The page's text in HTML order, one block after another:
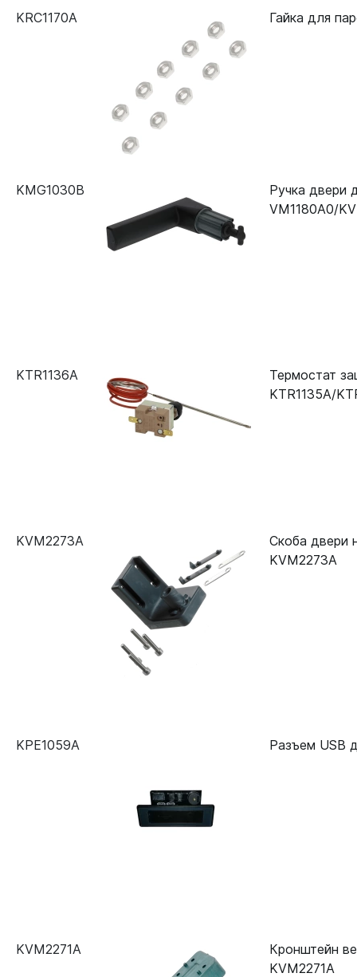
KRC1170A Гайка для
KMG1030B
Ручка двери
VM1180A0/
KTR1136A
Термостат
KTR1135A/
KVM2273A
Скоба двери
KVM2273A
KPE1059A Разъем USB
KVM2271A
Кронштейн
KVM2271A